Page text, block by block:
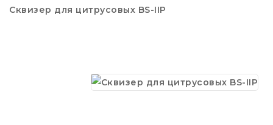
Сквизер для цитрусовых BS-IIP